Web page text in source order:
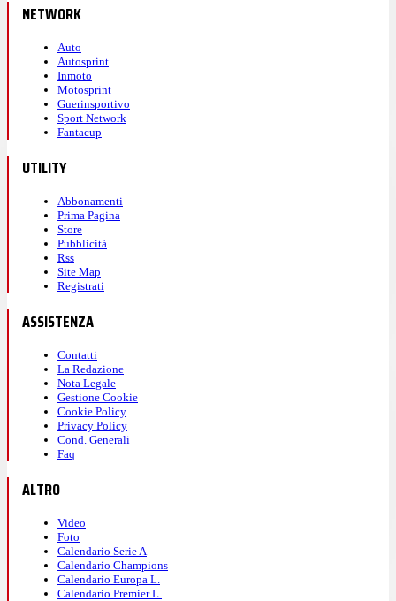
NETWORK
Auto
Autosprint
Inmoto
Motosprint
Guerinsportivo
Sport Network
Fantacup
UTILITY
Abbonamenti
Prima Pagina
Store
Pubblicità
Rss
Site Map
Registrati
ASSISTENZA
Contatti
La Redazione
Nota Legale
Gestione Cookie
Cookie Policy
Privacy Policy
Cond. Generali
Faq
ALTRO
Video
Foto
Calendario Serie A
Calendario Champions
Calendario Europa L.
Calendario Premier L.